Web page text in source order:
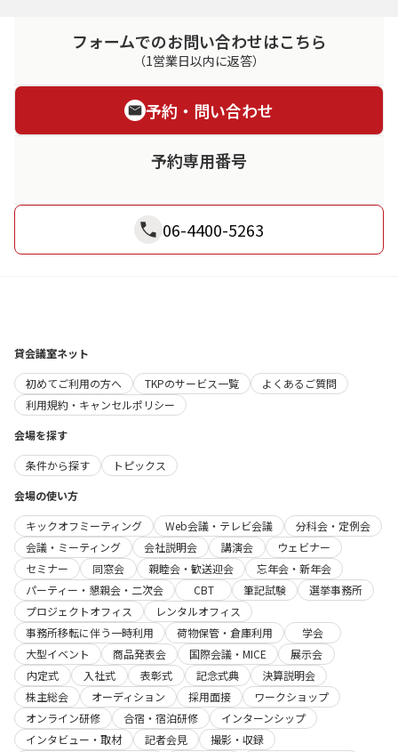
フォームでのお問い合わせはこちら
（1営業日以内に返答）
予約・問い合わせ
予約専用番号
06-4400-5263
貸会議室ネット
初めてご利用の方へ
TKPのサービス一覧
よくあるご質問
利用規約・キャンセルポリシー
会場を探す
条件から探す
トピックス
会場の使い方
キックオフミーティング
Web会議・テレビ会議
分科会・定例会
会議・ミーティング
会社説明会 講演会
ウェビナー
セミナー
同窓会 親睦会・歓送迎会
忘年会・新年会
パーティー・懇親会・二次会
CBT 筆記試験
選挙事務所
プロジェクトオフィス
レンタルオフィス
事務所移転に伴う一時利用
荷物保管・倉庫利用
学会
大型イベント
商品発表会 国際会議・MICE
展示会
内定式
入社式 表彰式 記念式典
決算説明会
株主総会
オーディション 採用面接
ワークショップ
オンライン研修
合宿・宿泊研修
インターンシップ
インタビュー・取材
記者会見
撮影・収録